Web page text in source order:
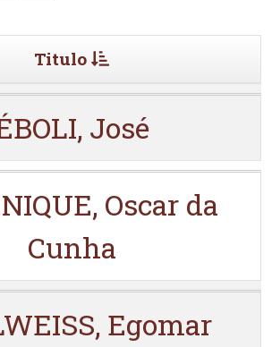
Titulo
José
Oscar da
Cunha
Egomar